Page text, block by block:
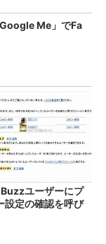
Me」でFa
ユーザーにプ
設定の確認を呼び